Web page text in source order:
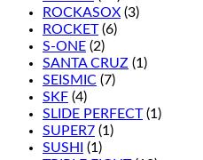
ROCKASOX (3)
ROCKET (6)
S-ONE (2)
SANTA CRUZ (1)
SEISMIC (7)
SKF (4)
SLIDE PERFECT (1)
SUPER7 (1)
SUSHI
(1)